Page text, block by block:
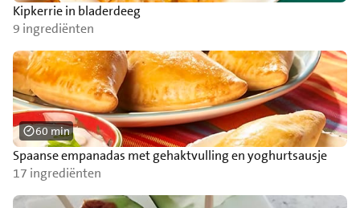
Kipkerrie in bladerdeeg
9 ingrediënten
Spaanse empanadas met gehaktvulling en yoghurtsausje
17 ingrediënten
60 min